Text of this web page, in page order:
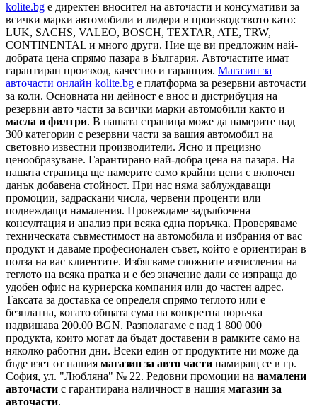
kolite.bg e директен вносител на авточасти и консумативи за
всички марки автомобили и лидери в производството като:
LUK, SACHS, VALEO, BOSCH, TEXTAR, ATE, TRW,
CONTINENTAL и много други. Ние ще ви предложим най-
добрата цена спрямо пазара в България. Авточастите имат
гарантиран произход, качество и гаранция. Магазин за
авточасти онлайн kolite.bg е платформа за резервни авточасти
за коли. Основната ни дейност е внос и дистрибуция на
резервни авто части за всички марки автомобили както и
масла и филтри. В нашата страница може да намерите над
300 категории с резервни части за вашия автомобил на
световно известни производители. Ясно и прецизно
ценообразуване. Гарантирано най-добра цена на пазара. На
нашата страница ще намерите само крайни цени с включен
данък добавена стойност. При нас няма заблуждаващи
промоции, задраскани числа, червени проценти или
подвеждащи намаления. Провеждаме задълбочена
консултация и анализ при всяка една поръчка. Проверяваме
техническата съвместимост на автомобила и избрания от вас
продукт и даваме професионален съвет, който е ориентиран в
полза на вас клиентите. Избягваме сложните изчисления на
теглото на всяка пратка и е без значение дали се изпраща до
удобен офис на куриерска компания или до частен адрес.
Таксата за доставка се определя спрямо теглото или е
безплатна, когато общата сума на конкретна поръчка
надвишава 200.00 BGN. Разполагаме с над 1 800 000
продукта, които могат да бъдат доставени в рамките само на
няколко работни дни. Всеки един от продуктите ни може да
бъде взет от нашия магазин за авто части намиращ се в гр.
София, ул. "Любляна" № 22. Редовни промоции на намалени
авточасти с гарантирана наличност в нашия магазин за
авточасти.